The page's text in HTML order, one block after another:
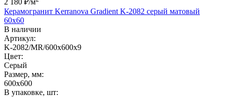
Керамогранит Kerranova Gradient K-2082 серый матовый
60x60
В наличии
Артикул:
K-2082/MR/600x600x9
Цвет:
Серый
Размер, мм:
600x600
В упаковке, шт: